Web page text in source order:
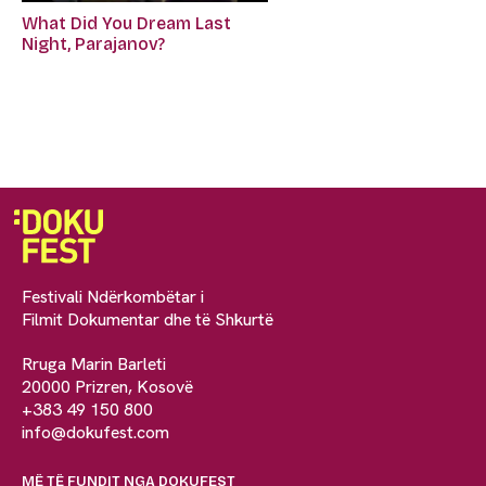
What Did You Dream Last
Night, Parajanov?
Festivali Ndërkombëtar i
Filmit Dokumentar dhe të Shkurtë
Rruga Marin Barleti
20000 Prizren, Kosovë
+383 49 150 800
info@dokufest.com
MË TË FUNDIT NGA DOKUFEST